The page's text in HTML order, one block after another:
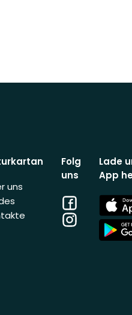
uns
Folg
uns
Facebook
Instagram
Lade
App
App
Store
App
Store